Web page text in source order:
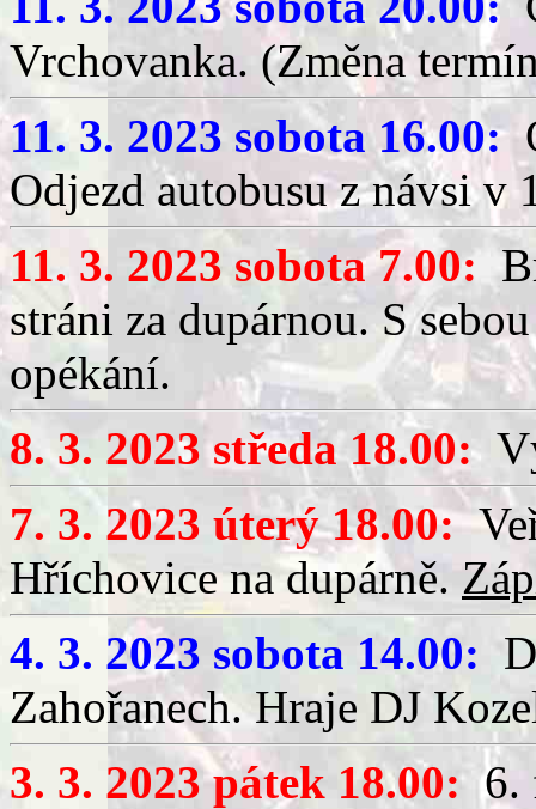
Vrchovanka. (Změna
11. 3. 2023 sobota 16.00:
Odjezd autobusu z návsi v
11. 3. 2023 sobota 7.00:
stráni za dupárnou. S
opékání.
8. 3. 2023 středa 18.00:
7. 3. 2023 úterý 18.00:
Hříchovice na dupárně.
4. 3. 2023 sobota 14.00:
Zahořanech. Hraje DJ
3. 3. 2023 pátek 18.00:6.